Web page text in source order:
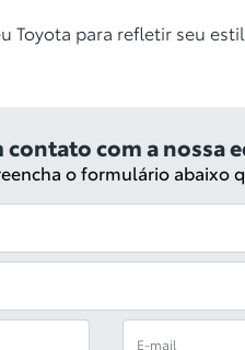
Toyota para refletir seu
contato com a nossa
o formulário abaixo